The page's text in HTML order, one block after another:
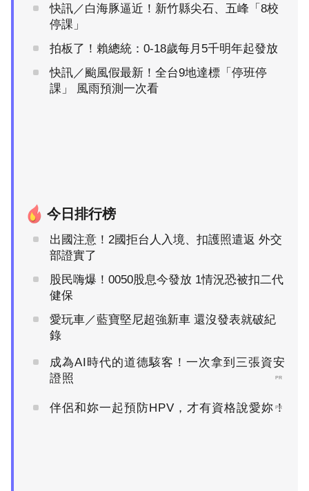
快訊／白海豚逼近！新竹縣尖石、五峰「8校
停課」
拍板了！賴總統：0-18歲每月5千明年起發放
快訊／颱風假最新！全台9地達標「停班停
課」 風雨預測一次看
今日排行榜
出國注意！2國拒台人入境、扣護照遣返 外交
部證實了
股民嗨爆！0050股息今發放 1情況恐被扣二代
健保
愛玩車／藍寶堅尼超強新車 還沒發表就破紀
錄
成為AI時代的道德駭客！一次拿到三張資安
證照
PR
伴侶和妳一起預防HPV，才有資格說愛妳！
PR